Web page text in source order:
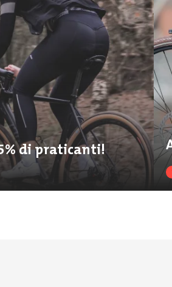
di praticanti!